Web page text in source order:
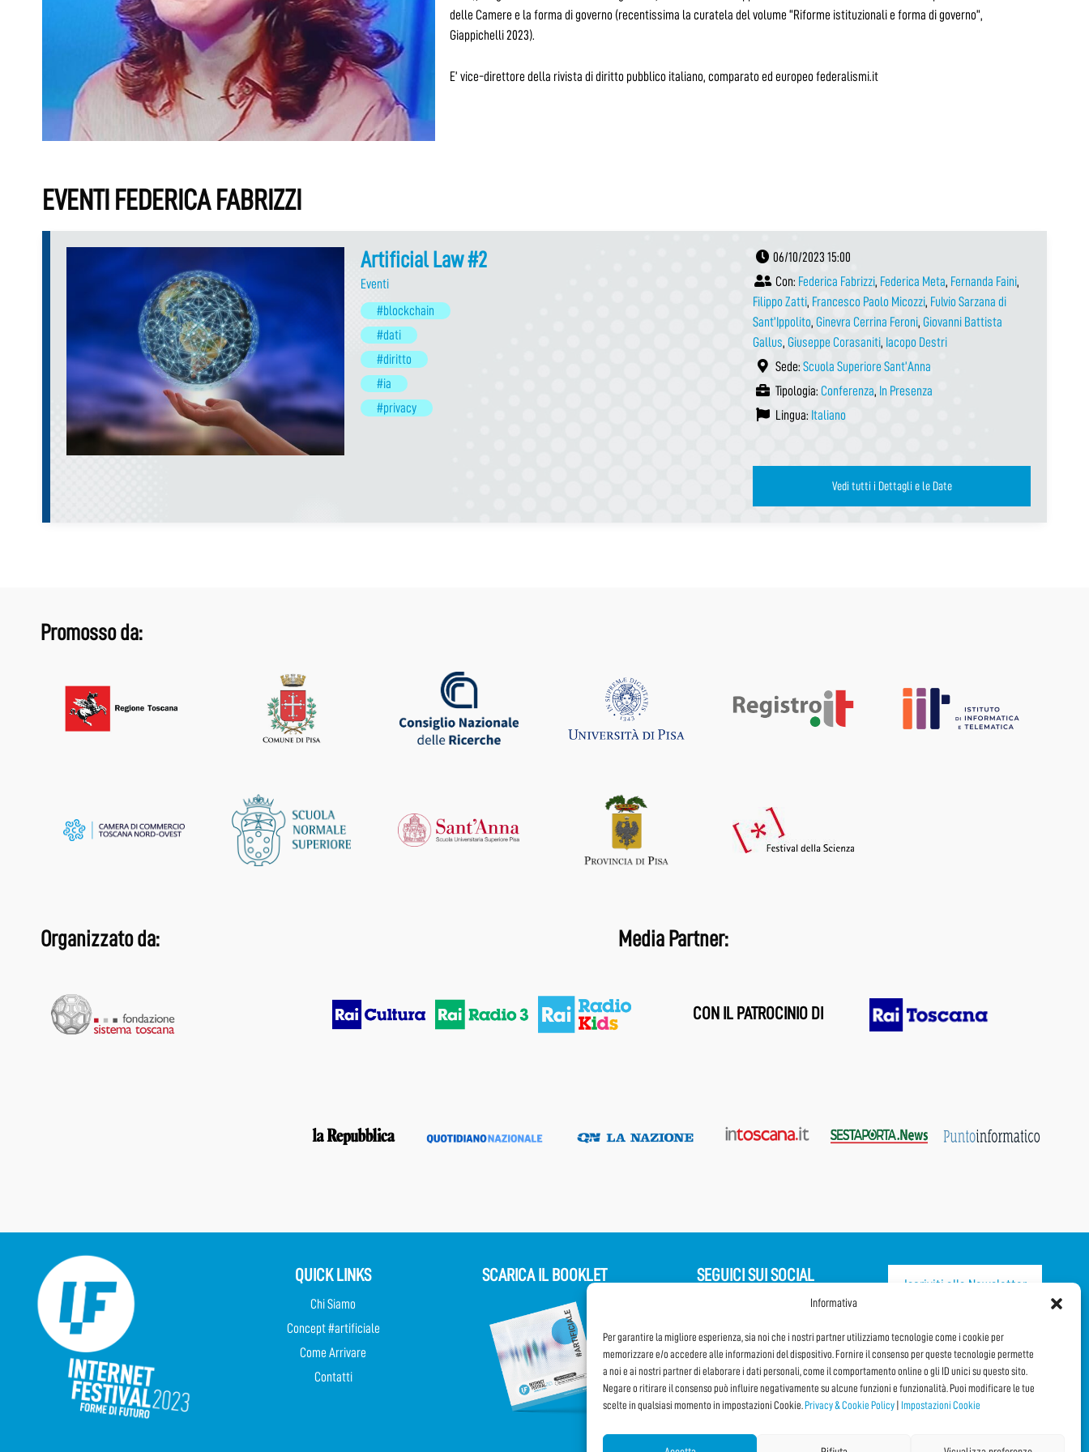
Informativa
Per garantire la migliore esperienza, sia noi che i nostri partner utilizziamo tecnologie come i cookie per
memorizzare e/o accedere alle informazioni del dispositivo. Fornire il consenso per queste tecnologie permette
a noi e ai nostri partner di elaborare i dati personali, come il comportamento online o gli ID unici su questo sito.
Negare o ritirare il consenso può influire negativamente su alcune funzioni e funzionalità. Puoi modificare le tue
scelte in qualsiasi momento in impostazioni Cookie. Privacy & Cookie Policy Impostazioni Cookie
delle Camere e la forma di governo (recentissima la curatela del volume “Riforme istituzionali e forma di governo”,
Giappichelli 2023).
E’ vice-direttore della rivista di diritto pubblico italiano, comparato ed europeo federalismi.it
EVENTI FEDERICA FABRIZZI
Artificial Law #2
Eventi
#blockchain
#dati
#diritto
#ia
#privacy
06/10/2023 15:00
Con: Federica Fabrizzi, Federica Meta, Fernanda Faini,
Filippo Zatti, Francesco Paolo Micozzi, Fulvio Sarzana di
Sant’Ippolito, Ginevra Cerrina Feroni, Giovanni Battista
Gallus, Giuseppe Corasaniti, Iacopo Destri
Sede: Scuola Superiore Sant’Anna
Tipologia: Conferenza, In Presenza
Lingua: Italiano
Vedi tutti i Dettagli e le Date
Promosso da:
Organizzato da: Media Partner:
CON IL PATROCINIO DI
QUICK LINKS
Chi Siamo
Concept #artificiale
Come Arrivare
Contatti
SCARICA IL BOOKLET SEGUICI SUI SOCIAL
Iscriviti alla Newsletter
CONDIVIDI QUESTA PAGINA!
FacebookWhatsAppEmail